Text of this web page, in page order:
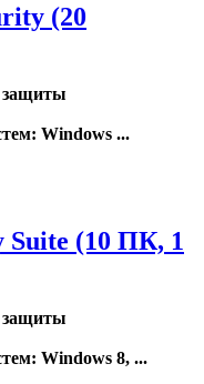
(20
защиты
: Windows ...
Suite (10 ПК, 1
защиты
: Windows 8, ...